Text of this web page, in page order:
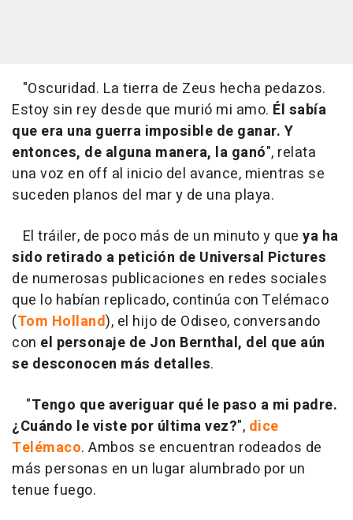
"Oscuridad. La tierra de Zeus hecha pedazos.
Estoy sin rey desde que murió mi amo. Él sabía
que era una guerra imposible de ganar. Y
entonces, de alguna manera, la ganó", relata
una voz en off al inicio del avance, mientras se
suceden planos del mar y de una playa.
El tráiler, de poco más de un minuto y que ya ha
sido retirado a petición de Universal Pictures
de numerosas publicaciones en redes sociales
que lo habían replicado, continúa con Telémaco
(Tom Holland), el hijo de Odiseo, conversando
con el personaje de Jon Bernthal, del que aún
se desconocen más detalles.
"Tengo que averiguar qué le paso a mi padre.
¿Cuándo le viste por última vez?", dice
Telémaco. Ambos se encuentran rodeados de
más personas en un lugar alumbrado por un
tenue fuego.